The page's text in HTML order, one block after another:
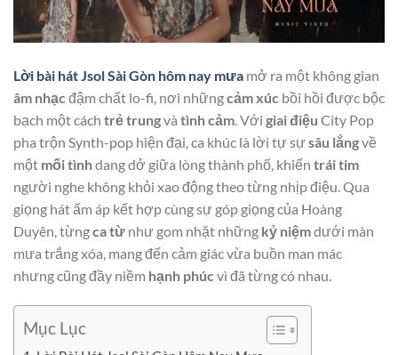
Lời bài hát Jsol Sài Gòn hôm nay mưa mở ra một không gian
âm nhạcđậm chất lo-fi, nơi nhữngcảm xúc bồi hồi được bộc
bạch một cách trẻ trungvà tình cảm. Với giai điệu City Pop
pha trộn Synth-pop hiện đại, ca khúc là lời tự sựsâu lắngvề
một mối tìnhdang dở giữa lòng thành phố, khiến trái tim
người nghe không khỏi xao động theo từng nhịp điệu. Qua
giọng hát ấm áp kết hợp cùng sự góp giọng của Hoàng
Duyên, từngca từ như gom nhặt những kỷ niệmdưới màn
mưa trắng xóa, mang đến cảm giác vừa buồn man mác
nhưng cũng đầy niềm hạnh phúcvì đã từng có nhau.
Mục Lục